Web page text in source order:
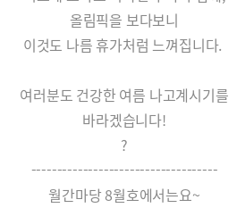
올림픽을 보다보니
이것도 나름 휴가처럼 느껴집니다.
여러분도 건강한 여름 나고계시기를
바라겠습니다!
?
------------------------------------
월간마당 8월호에서는요~